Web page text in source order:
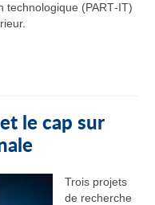
(PART‑IT)
le cap sur
Trois projets
de recherche